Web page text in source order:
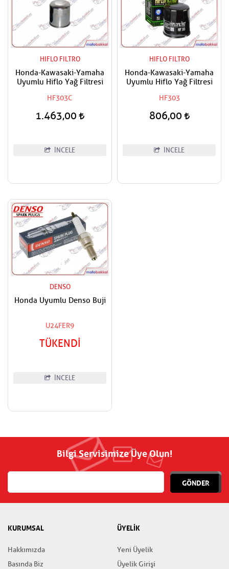
HIFLO FILTRO
Honda-Kawasaki-Yamaha
Uyumlu Hiflo Yağ Filtresi
HF303C
1.463,00
İNCELE
HIFLO FILTRO
Honda-Kawasaki-Yamaha
Uyumlu Hiflo Yağ Filtresi
HF303
806,00
İNCELE
DENSO
Honda Uyumlu Denso Buji
U24FER9
TÜKENDİ
İNCELE
Bilgi Servisimize Üye Olun!
GÖNDER
KURUMSAL
Hakkımızda
Basında Biz
ÜYELİK
Yeni Üyelik
Üyelik Girişi